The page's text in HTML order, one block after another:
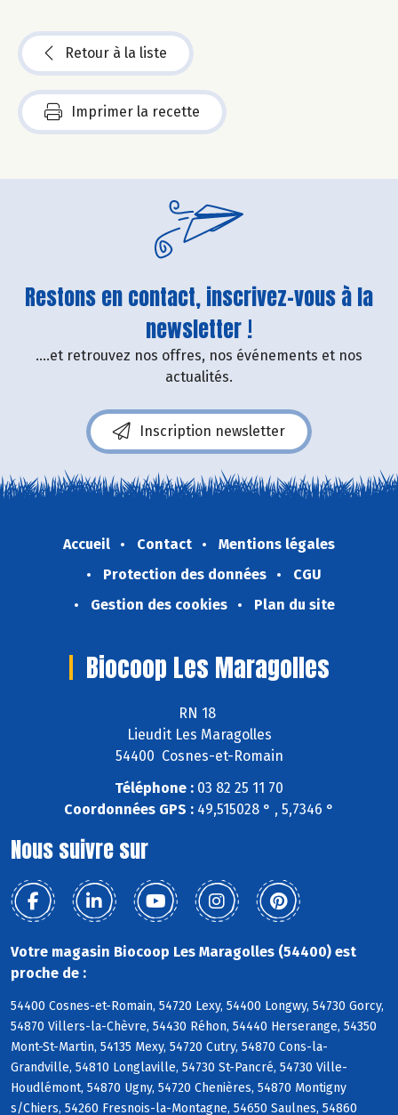
Retour à la liste
Imprimer la recette
Restons en contact, inscrivez-vous à la
newsletter !
....et retrouvez nos offres, nos événements et nos
actualités.
Inscription newsletter
Accueil Contact
Mentions légales
Protection des données
CGU
Gestion des cookies
Plan du site
Biocoop Les Maragolles
RN 18
Lieudit Les Maragolles
54400 Cosnes-et-Romain
Téléphone : 03 82 25 11 70
Coordonnées GPS : 49,515028 ° , 5,7346 °
Nous suivre sur
Votre magasin Biocoop Les Maragolles (54400) est
proche de :
54400 Cosnes-et-Romain, 54720 Lexy, 54400 Longwy, 54730 Gorcy,
54870 Villers-la-Chèvre, 54430 Réhon, 54440 Herserange, 54350
Mont-St-Martin, 54135 Mexy, 54720 Cutry, 54870 Cons-la-
Grandville, 54810 Longlaville, 54730 St-Pancré, 54730 Ville-
Houdlémont, 54870 Ugny, 54720 Chenières, 54870 Montigny
s/Chiers, 54260 Fresnois-la-Montagne, 54650 Saulnes, 54860